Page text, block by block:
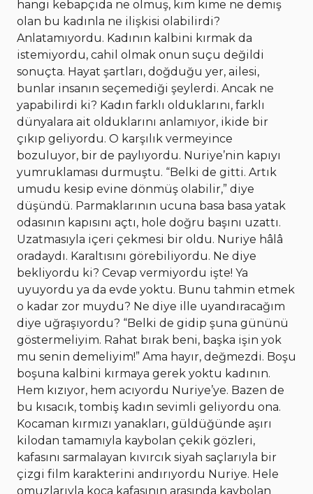
hangi kebapçıda ne olmuş, kim kime ne demiş
olan bu kadınla ne ilişkisi olabilirdi?
Anlatamıyordu. Kadının kalbini kırmak da
istemiyordu, cahil olmak onun suçu değildi
sonuçta. Hayat şartları, doğduğu yer, ailesi,
bunlar insanın seçemediği şeylerdi. Ancak ne
yapabilirdi ki? Kadın farklı olduklarını, farklı
dünyalara ait olduklarını anlamıyor, ikide bir
çıkıp geliyordu. O karşılık vermeyince
bozuluyor, bir de paylıyordu. Nuriye’nin kapıyı
yumruklaması durmuştu. “Belki de gitti. Artık
umudu kesip evine dönmüş olabilir,” diye
düşündü. Parmaklarının ucuna basa basa yatak
odasının kapısını açtı, hole doğru başını uzattı.
Uzatmasıyla içeri çekmesi bir oldu. Nuriye hâlâ
oradaydı. Karaltısını görebiliyordu. Ne diye
bekliyordu ki? Cevap vermiyordu işte! Ya
uyuyordu ya da evde yoktu. Bunu tahmin etmek
o kadar zor muydu? Ne diye ille uyandıracağım
diye uğraşıyordu? “Belki de gidip şuna gününü
göstermeliyim. Rahat bırak beni, başka işin yok
mu senin demeliyim!” Ama hayır, değmezdi. Boşu
boşuna kalbini kırmaya gerek yoktu kadının.
Hem kızıyor, hem acıyordu Nuriye’ye. Bazen de
bu kısacık, tombiş kadın sevimli geliyordu ona.
Kocaman kırmızı yanakları, güldüğünde aşırı
kilodan tamamıyla kaybolan çekik gözleri,
kafasını sarmalayan kıvırcık siyah saçlarıyla bir
çizgi film karakterini andırıyordu Nuriye. Hele
omuzlarıyla koca kafasının arasında kaybolan